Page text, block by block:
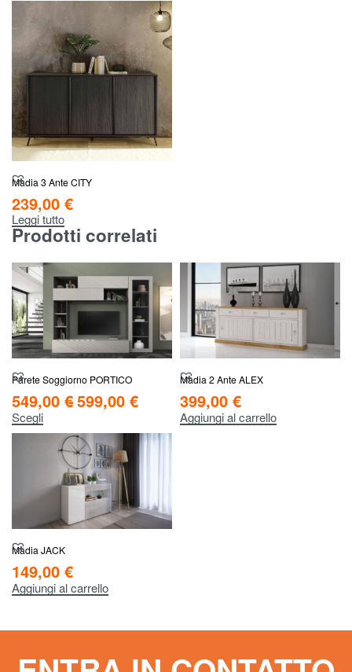
Madia 3 Ante CITY
239,00 €
Leggi tutto
Prodotti correlati
Parete Soggiorno PORTICO
549,00 €599,00 €
Scegli
Madia 2 Ante ALEX
399,00 €
Aggiungi al carrello
Madia JACK
149,00 €
Aggiungi al carrello